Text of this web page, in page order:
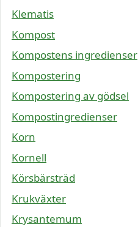
Klematis
Kompost
Kompostens ingredienser
Kompostering
Kompostering av gödsel
Kompostingredienser
Korn
Kornell
Körsbärsträd
Krukväxter
Krysantemum